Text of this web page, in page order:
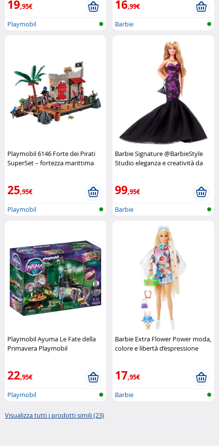
19,95€
Playmobil
16,99€
Barbie
Playmobil 6146 Forte dei Pirati
SuperSet – fortezza marittima
25,95€
Playmobil
Barbie Signature @BarbieStyle
Studio eleganza e creatività da
99,95€
Barbie
Playmobil Ayuma Le Fate della
Primavera Playmobil
22,95€
Playmobil
Barbie Extra Flower Power moda,
colore e libertà d’espressione
17,95€
Barbie
Visualizza tutti i prodotti simili (23)